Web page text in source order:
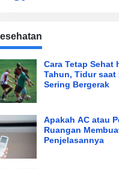
Cara Tetap Sehat
Tahun, Tidur saat
Sering Bergerak
Apakah AC atau
Ruangan
Penjelasannya